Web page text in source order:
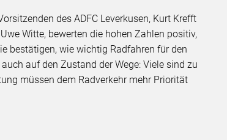
des ADFC Leverkusen, Kurt Krefft
Witte, bewerten die hohen Zahlen positiv,
bestätigen, wie wichtig Radfahren für den
auf den Zustand der Wege: Viele sind zu
müssen dem Radverkehr mehr Priorität